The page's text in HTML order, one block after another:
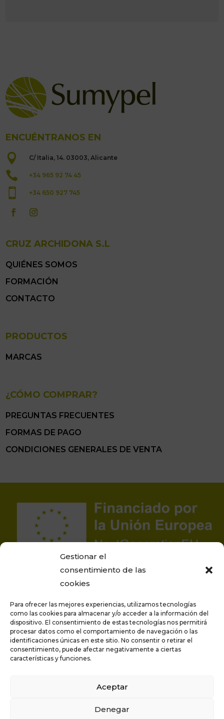
Gestionar el
consentimiento de las
cookies
Para ofrecer las mejores experiencias, utilizamos tecnologías
como las cookies para almacenar y/o acceder a la información del
dispositivo. El consentimiento de estas tecnologías nos permitirá
procesar datos como el comportamiento de navegación o las
identificaciones únicas en este sitio. No consentir o retirar el
consentimiento, puede afectar negativamente a ciertas
características y funciones.
Aceptar
Denegar
ENCUÉNTRANOS EN
 C/ Italia, 14. 03003, Alicante
 +34 965 92 74 45
 +34 650 927 745
CRUZ ARCHIDONA S.L
QUIÉNES SOMOS
FORMACIÓN
CONTACTO
PRODUCTOS
MARCAS
¿CÓMO COMPRAR?
PREGUNTAS FRECUENTES
FORMAS DE PAGO
CONDICIONES GENERALES DE VENTA
Proyecto financiado por la Unión Europea –
NextGenerationEU
Privacidad
Política de cookies